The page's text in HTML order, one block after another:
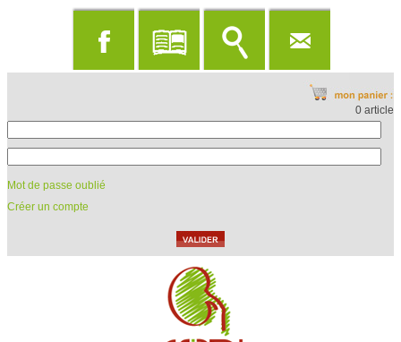
0 article
Mot de passe oublié
Créer un compte